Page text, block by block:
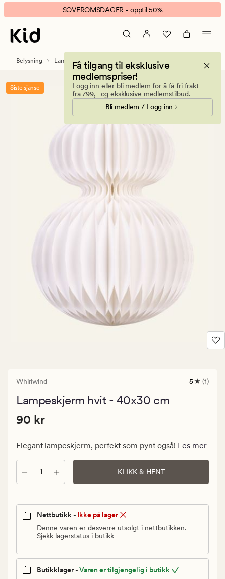
Whirlwind
lampeskjerm
hvit
banner.
Klikk
ESCAPE
pause.
SOVEROMSDAGER - opptil 50%
Få tilgang til eksklusive
medlemspriser!
Logg inn eller bli medlem for å få fri frakt
fra 799,- og eksklusive medlemstilbud.
Bli medlem / Logg inn
Belysning Lampeskjermer
Siste sjanse
Whirlwind
1
5 (1)
Lampeskjerm hvit - 40x30 cm
Pris
Vanlig
pris
90
Pris 90 kr
90 kr
Elegant lampeskjerm, perfekt som pynt også! Les mer
Antall KLIKK & HENT
Nettbutikk - Ikke på lager
Denne varen er desverre utsolgt i nettbutikken.
Sjekk lagerstatus i butikk
Butikklager -Varen er tilgjengelig i butikk